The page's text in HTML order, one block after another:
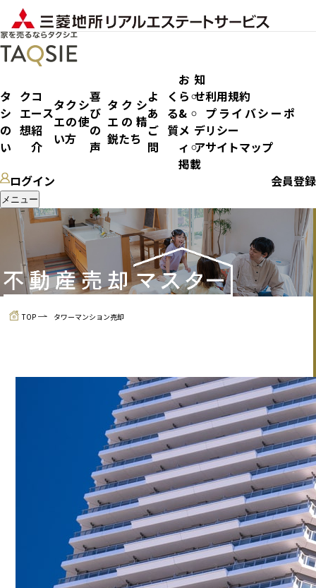
タク
シエ
の想
い
コ
ース
紹
介
タクシ
エの使
い方
喜
び
の
声
タクシ
エの精
鋭たち
よく
ある
ご質
問
お知
らせ
&
メデ
ィア
掲載
利用規約
プライバシーポ
リシー
サイトマップ
ログイン
会員登録
メニュー
タワーマンション売却
TOP タワーマンション売却